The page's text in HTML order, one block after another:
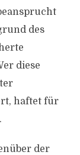
des
diese
haftet für
der